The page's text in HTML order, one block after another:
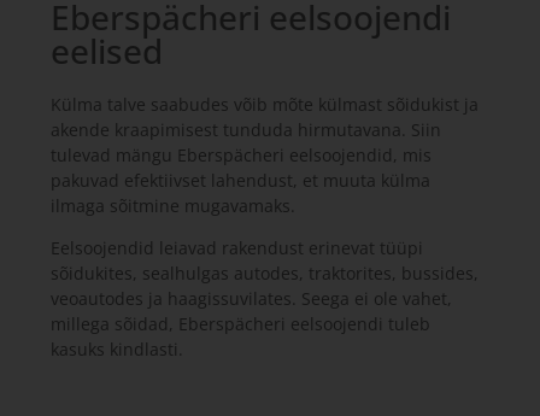
Eberspächeri eelsoojendi
eelised
Külma talve saabudes võib mõte külmast sõidukist ja
akende kraapimisest tunduda hirmutavana. Siin
tulevad mängu Eberspächeri eelsoojendid, mis
pakuvad efektiivset lahendust, et muuta külma
ilmaga sõitmine mugavamaks.
Eelsoojendid leiavad rakendust erinevat tüüpi
sõidukites, sealhulgas autodes, traktorites, bussides,
veoautodes ja haagissuvilates. Seega ei ole vahet,
millega sõidad, Eberspächeri eelsoojendi tuleb
kasuks kindlasti.